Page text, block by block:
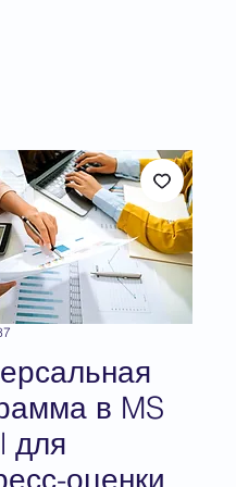
в MS
для
оценки